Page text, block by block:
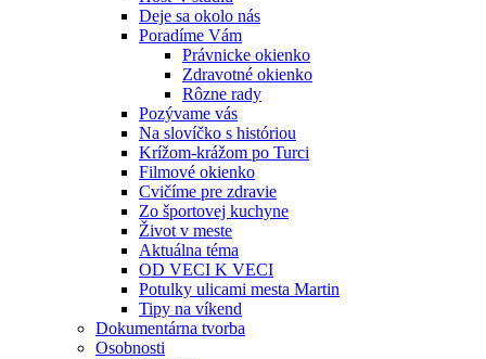
Deje sa okolo nás
Poradíme Vám
Právnicke okienko
Zdravotné okienko
Rôzne rady
Pozývame vás
Na slovíčko s históriou
Krížom-krážom po Turci
Filmové okienko
Cvičíme pre zdravie
Zo športovej kuchyne
Život v meste
Aktuálna téma
OD VECI K VECI
Potulky ulicami mesta Martin
Tipy na víkend
Dokumentárna tvorba
Osobnosti